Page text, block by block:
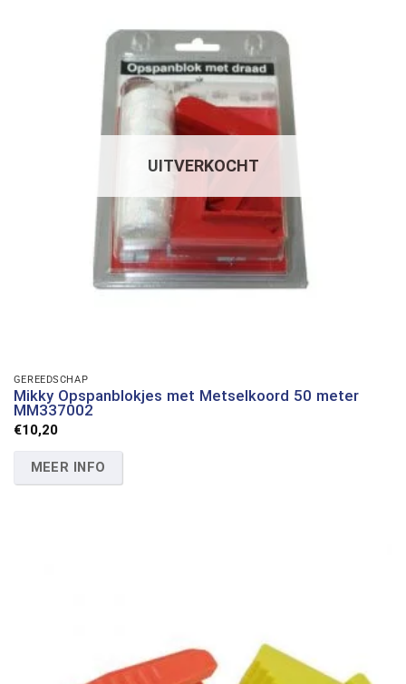
UITVERKOCHT
GEREEDSCHAP
Mikky Opspanblokjes met Metselkoord 50 meter
MM337002
€10,20
MEER INFO